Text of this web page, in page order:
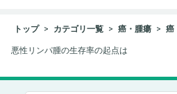
トップ カテゴリ一覧 癌・腫瘍 癌
悪性リンパ腫の生存率の起点は